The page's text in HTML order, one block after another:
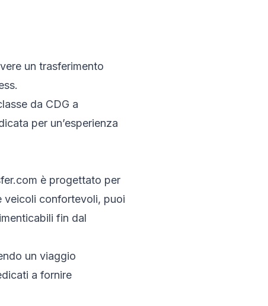
un trasferimento
da CDG a
per un’esperienza
è progettato per
veicoli confortevoli, puoi
fin dal
un viaggio
a fornire